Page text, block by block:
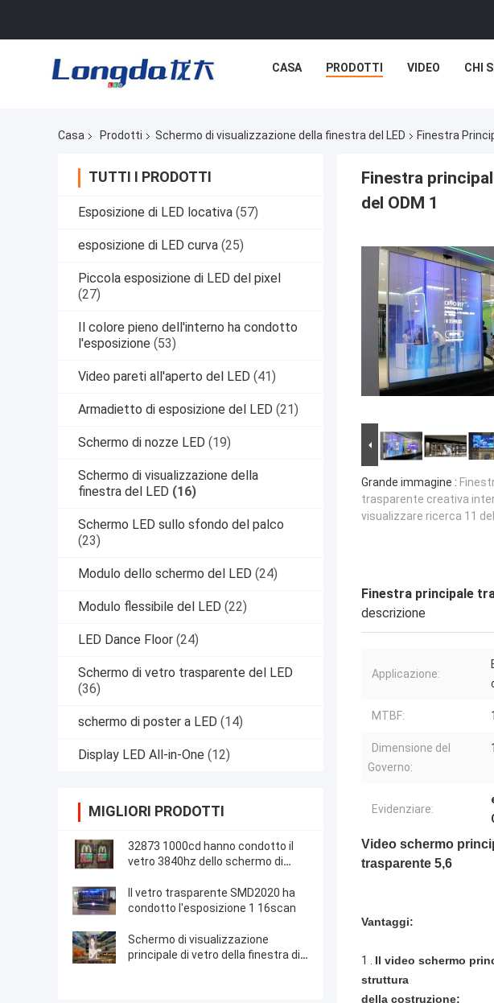
CASA PRODOTTI VIDEO CHI
Casa Prodotti Schermo di visualizzazione della finestra del LED Finestra
TUTTI I PRODOTTI
Esposizione di LED locativa (57)
esposizione di LED curva (25)
Piccola esposizione di LED del pixel
(27)
Il colore pieno dell'interno ha condotto
l'esposizione (53)
Video pareti all'aperto del LED (41)
Armadietto di esposizione del LED (21)
Schermo di nozze LED (19)
Schermo di visualizzazione della
finestra del LED (16)
Schermo LED sullo sfondo del palco
(23)
Modulo dello schermo del LED (24)
Modulo flessibile del LED (22)
LED Dance Floor (24)
Schermo di vetro trasparente del LED
(36)
schermo di poster a LED (14)
Display LED All-in-One (12)
MIGLIORI PRODOTTI
32873 1000cd hanno condotto il
vetro 3840hz dello schermo di
Il vetro trasparente SMD2020 ha
condotto l'esposizione 1 16scan
Schermo di visualizzazione
principale di vetro della finestra di
Finestra
del ODM 1
Grande immagine :
trasparente creativa
visualizzare ricerca 11 del
Finestra principale
descrizione
Applicazione:
MTBF:
Dimensione del
Governo:
Evidenziare:
Video schermo
trasparente 5,6
Vantaggi:
1 . Il video schermo
struttura
della costruzione;